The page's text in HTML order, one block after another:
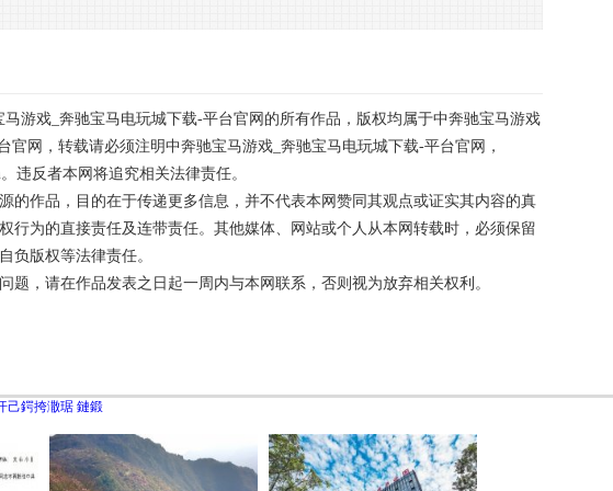
游戏_奔驰宝马电玩城下载-平台官网的所有作品，版权均属于中奔驰宝马游戏
官网，转载请必须注明中奔驰宝马游戏_奔驰宝马电玩城下载-平台官网，
违反者本网将追究相关法律责任。
的作品，目的在于传递更多信息，并不代表本网赞同其观点或证实其内容的真
行为的直接责任及连带责任。其他媒体、网站或个人从本网转载时，必须保留
负版权等法律责任。
题，请在作品发表之日起一周内与本网联系，否则视为放弃相关权利。
己鍔挎潵琚 鏈鍛